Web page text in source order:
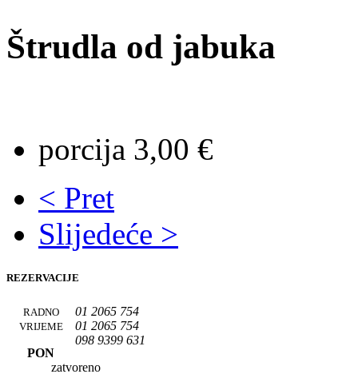
Štrudla od jabuka
porcija 3,00 €
< Pret
Slijedeće >
REZERVACIJE
01 2065 754
01 2065 754
098 9399 631
RADNO
VRIJEME
PON
zatvoreno